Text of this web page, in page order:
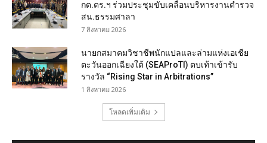
กต.ตร.ฯ ร่วมประชุมขับเคลื่อนบริหารงานตำรวจ
สน.ธรรมศาลา
7 สิงหาคม 2026
นายกสมาคมวิชาชีพนักแปลและล่ามแห่งเอเชีย
ตะวันออกเฉียงใต้ (SEAProTI) ตบเท้าเข้ารับ
รางวัล “Rising Star in Arbitrations”
1 สิงหาคม 2026
โหลดเพิ่มเติม